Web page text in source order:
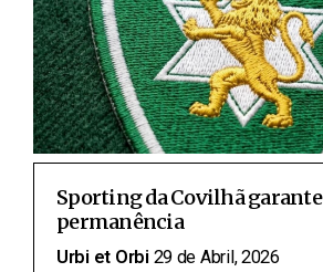
Sporting da Covilhã garante
permanência
Urbi et Orbi 29 de Abril, 2026